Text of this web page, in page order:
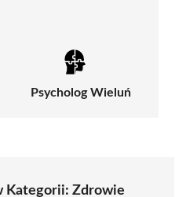
Psycholog Wieluń
Kategorii: Zdrowie